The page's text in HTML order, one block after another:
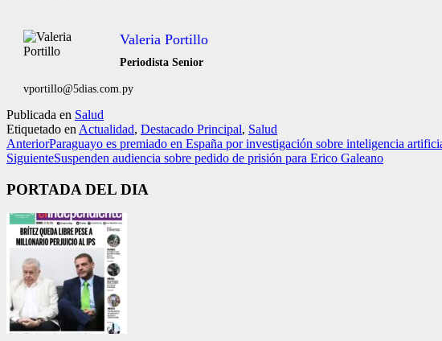
Valeria Portillo
Periodista Senior
vportillo@5dias.com.py
Publicada en Salud
Etiquetado en Actualidad, Destacado Principal, Salud
AnteriorParaguayo es premiado en España por investigación sobre inteligencia
SiguienteSuspenden audiencia sobre pedido de prisión para Erico Galeano
PORTADA DEL DIA